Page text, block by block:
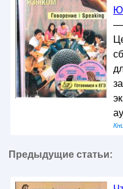
—
Предыдущие статьи: